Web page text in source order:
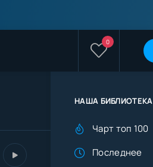
0
НАША БИБЛИОТЕКА
Чарт топ 100
Последнее